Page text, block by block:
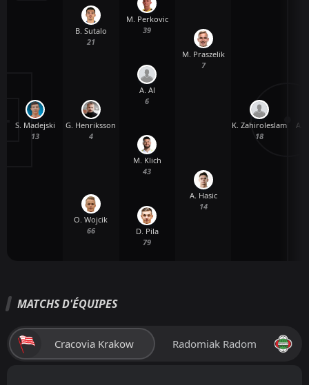
S. Madejski
13
O. Wojcik
66
G. Henriksson
4
B. Sutalo
21
D. Pila
79
M. Klich
43
A. Al
6
M. Perkovic
39
A. Hasic
14
M. Praszelik
7
K. Zahiroleslam
18
A.
MATCHS D'ÉQUIPES
Cracovia Krakow Radomiak Radom